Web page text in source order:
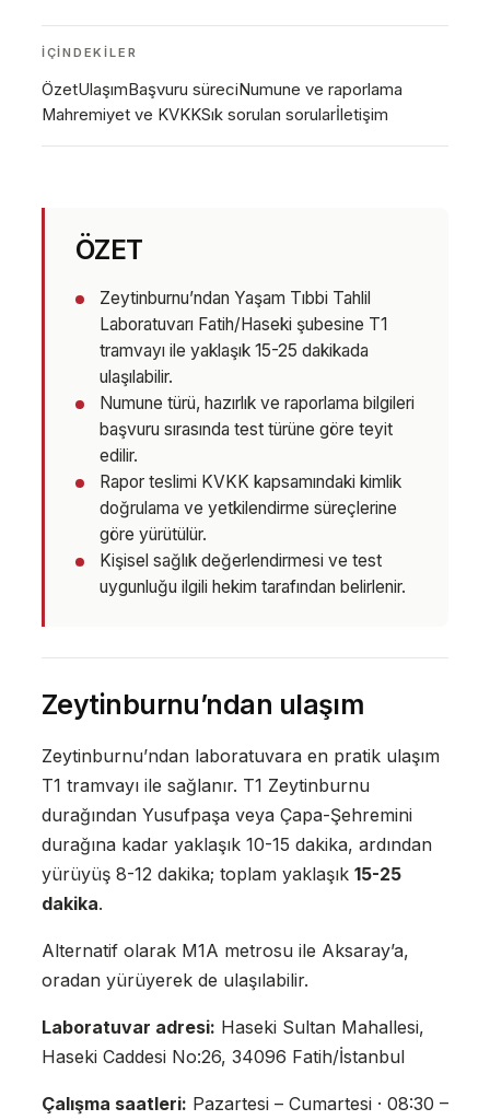
İÇINDEKILER
ÖzetUlaşımBaşvuru süreciNumune ve raporlama
Mahremiyet ve KVKKSık sorulan sorularİletişim
ÖZET
Zeytinburnu’ndan Yaşam Tıbbi Tahlil
Laboratuvarı Fatih/Haseki şubesine T1
tramvayı ile yaklaşık 15-25 dakikada
ulaşılabilir.
Numune türü, hazırlık ve raporlama bilgileri
başvuru sırasında test türüne göre teyit
edilir.
Rapor teslimi KVKK kapsamındaki kimlik
doğrulama ve yetkilendirme süreçlerine
göre yürütülür.
Kişisel sağlık değerlendirmesi ve test
uygunluğu ilgili hekim tarafından belirlenir.
Zeytinburnu’ndan ulaşım
Zeytinburnu’ndan laboratuvara en pratik ulaşım
T1 tramvayı ile sağlanır. T1 Zeytinburnu
durağından Yusufpaşa veya Çapa-Şehremini
durağına kadar yaklaşık 10-15 dakika, ardından
yürüyüş 8-12 dakika; toplam yaklaşık 15-25
dakika.
Alternatif olarak M1A metrosu ile Aksaray’a,
oradan yürüyerek de ulaşılabilir.
Laboratuvar adresi: Haseki Sultan Mahallesi,
Haseki Caddesi No:26, 34096 Fatih/İstanbul
Çalışma saatleri: Pazartesi – Cumartesi · 08:30 –